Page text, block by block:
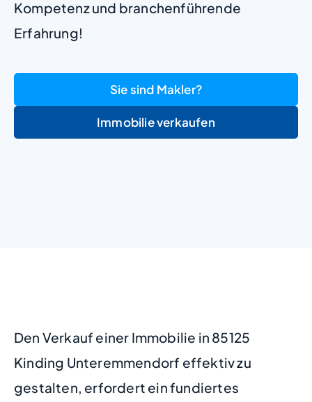
Kompetenz und branchenführende
Erfahrung!
Sie sind Makler?
Immobilie verkaufen
Den Verkauf einer Immobilie in 85125
Kinding Unteremmendorf effektiv zu
gestalten, erfordert ein fundiertes